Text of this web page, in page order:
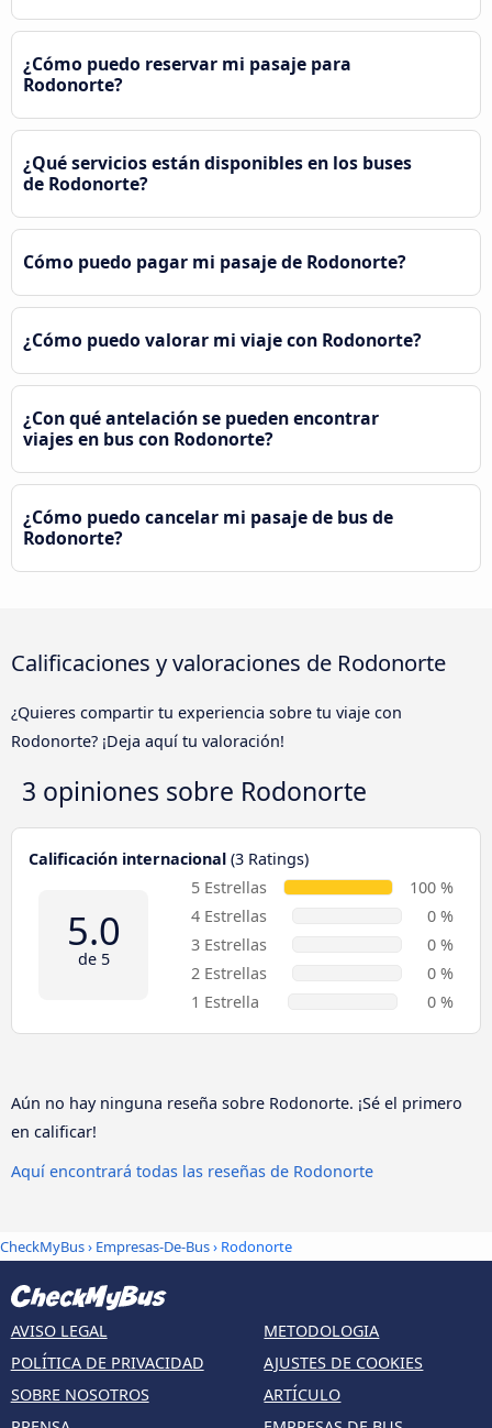
¿Cómo puedo reservar mi pasaje para
Rodonorte?
¿Qué servicios están disponibles en los buses
de Rodonorte?
Cómo puedo pagar mi pasaje de Rodonorte?
¿Cómo puedo valorar mi viaje con Rodonorte?
¿Con qué antelación se pueden encontrar
viajes en bus con Rodonorte?
¿Cómo puedo cancelar mi pasaje de bus de
Rodonorte?
Calificaciones y valoraciones de Rodonorte
¿Quieres compartir tu experiencia sobre tu viaje con
Rodonorte? ¡Deja aquí tu valoración!
3 opiniones sobre Rodonorte
Calificación internacional (3 Ratings)
5.0
de 5
5 Estrellas
100 %
4 Estrellas
0 %
3 Estrellas
0 %
2 Estrellas
0 %
1 Estrella
0 %
Aún no hay ninguna reseña sobre Rodonorte. ¡Sé el primero
en calificar!
Aquí encontrará todas las reseñas de Rodonorte
CheckMyBus› Empresas-De-Bus› Rodonorte
AVISO LEGAL
POLÍTICA DE PRIVACIDAD
SOBRE NOSOTROS
METODOLOGIA
AJUSTES DE COOKIES
ARTÍCULO